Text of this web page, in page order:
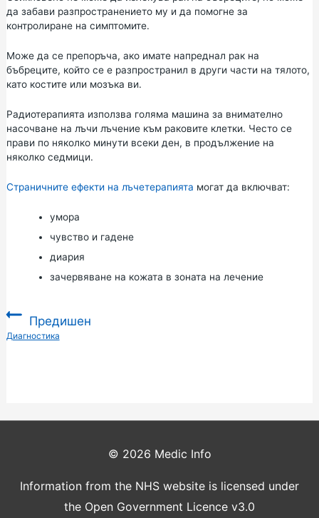
да забави разпространението му и да помогне за
контролиране на симптомите.
Може да се препоръча, ако имате напреднал рак на
бъбреците, който се е разпространил в други части на тялото,
като костите или мозъка ви.
Радиотерапията използва голяма машина за внимателно
насочване на лъчи лъчение към раковите клетки. Често се
прави по няколко минути всеки ден, в продължение на
няколко седмици.
Страничните ефекти на лъчетерапията могат да включват:
умора
чувство и гадене
диария
зачервяване на кожата в зоната на лечение
Предишен
:Диагностика
© 2026 Medic Info
Information from the NHS website is licensed under
the Open Government Licence v3.0